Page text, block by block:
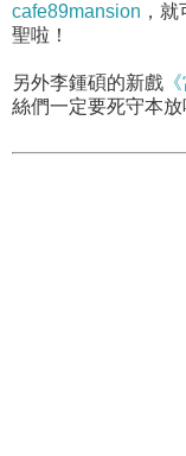
cafe89mansion ，
聖啦！
另外李鍾碩的新戲
絲們一定要死守本放